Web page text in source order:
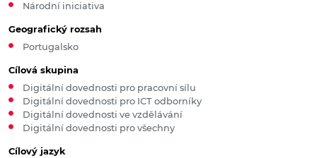
Národní iniciativa
Geografický rozsah
Portugalsko
Cílová skupina
Digitální dovednosti pro pracovní sílu
Digitální dovednosti pro ICT odborníky
Digitální dovednosti ve vzdělávání
Digitální dovednosti pro všechny
Cílový jazyk